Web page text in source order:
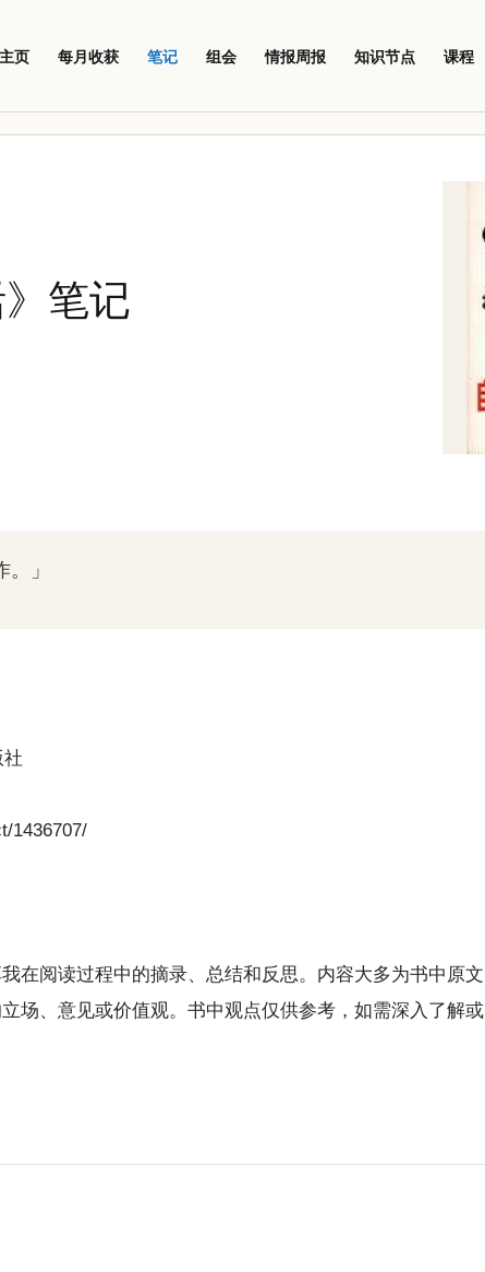
主页 每月收获 笔记 组会 情报周报 知识节点 课程
笔记
」
社
1436707/
在阅读过程中的摘录、总结和反思。内容大多为书中原文
场、意见或价值观。书中观点仅供参考，如需深入了解或